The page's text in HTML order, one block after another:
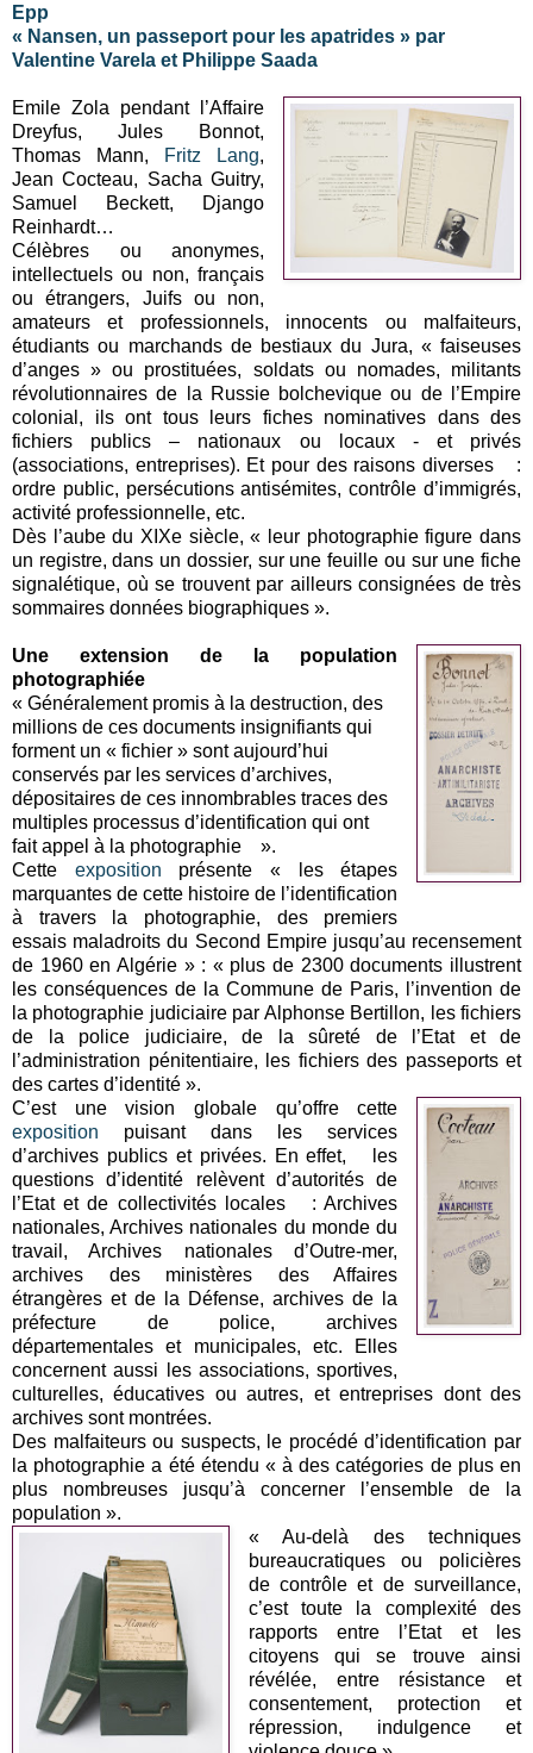
Epp
« Nansen, un passeport pour les apatrides » par
Valentine Varela et Philippe Saada
Emile Zola pendant l’Affaire
Dreyfus, Jules Bonnot,
Thomas Mann,
Fritz Lang,
Jean Cocteau, Sacha Guitry,
Samuel Beckett, Django
Reinhardt…
Célèbres ou anonymes,
intellectuels ou non, français
ou étrangers, Juifs ou non,
amateurs et professionnels, innocents ou malfaiteurs,
étudiants ou marchands de bestiaux du Jura, « faiseuses
d’anges » ou prostituées, soldats ou nomades, militants
révolutionnaires de la Russie bolchevique ou de l’Empire
colonial, ils ont tous leurs fiches nominatives dans des
fichiers publics – nationaux ou locaux - et privés
(associations, entreprises). Et pour des raisons diverses :
ordre public, persécutions antisémites, contrôle d’immigrés,
activité professionnelle, etc.
Dès l’aube du XIXe siècle, « leur photographie figure dans
un registre, dans un dossier, sur une feuille ou sur une fiche
signalétique, où se trouvent par ailleurs consignées de très
sommaires données biographiques ».
Une extension de la population
photographiée
« Généralement promis à la destruction, des
millions de ces documents insignifiants qui
forment un « fichier » sont aujourd’hui
conservés par les services d’archives,
dépositaires de ces innombrables traces des
multiples processus d’identification qui ont
fait appel à la photographie ».
Cette exposition présente « les étapes
marquantes de cette histoire de l’identification
à travers la photographie, des premiers
essais maladroits du Second Empire jusqu’au recensement
de 1960 en Algérie » : « plus de 2300 documents illustrent
les conséquences de la Commune de Paris, l’invention de
la photographie judiciaire par Alphonse Bertillon, les fichiers
de la police judiciaire, de la sûreté de l’Etat et de
l’administration pénitentiaire, les fichiers des passeports et
des cartes d’identité ».
C’est une vision globale qu’offre cette
exposition puisant dans les services
d’archives publics et privées. En effet, les
questions d’identité relèvent d’autorités de
l’Etat et de collectivités locales : Archives
nationales, Archives nationales du monde du
travail, Archives nationales d’Outre-mer,
archives des ministères des Affaires
étrangères et de la Défense, archives de la
préfecture de police, archives
départementales et municipales, etc. Elles
concernent aussi les associations, sportives,
culturelles, éducatives ou autres, et entreprises dont des
archives sont montrées.
Des malfaiteurs ou suspects, le procédé d’identification par
la photographie a été étendu « à des catégories de plus en
plus nombreuses jusqu’à concerner l’ensemble de la
population ».
« Au-delà des techniques
bureaucratiques ou policières
de contrôle et de surveillance,
c’est toute la complexité des
rapports entre l’Etat et les
citoyens qui se trouve ainsi
révélée, entre résistance et
consentement, protection et
répression, indulgence et